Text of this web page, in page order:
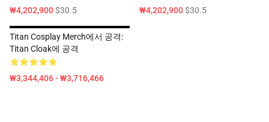
₩4,202,900$30.5 ₩4,202,900$30.5
Titan Cosplay Merch에서 공격:
Titan Cloak에 공격
₩3,344,406 - ₩3,716,466